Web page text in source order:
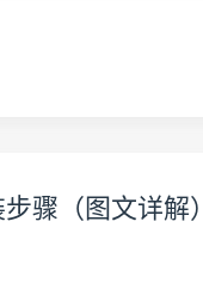
骤（图文详解）